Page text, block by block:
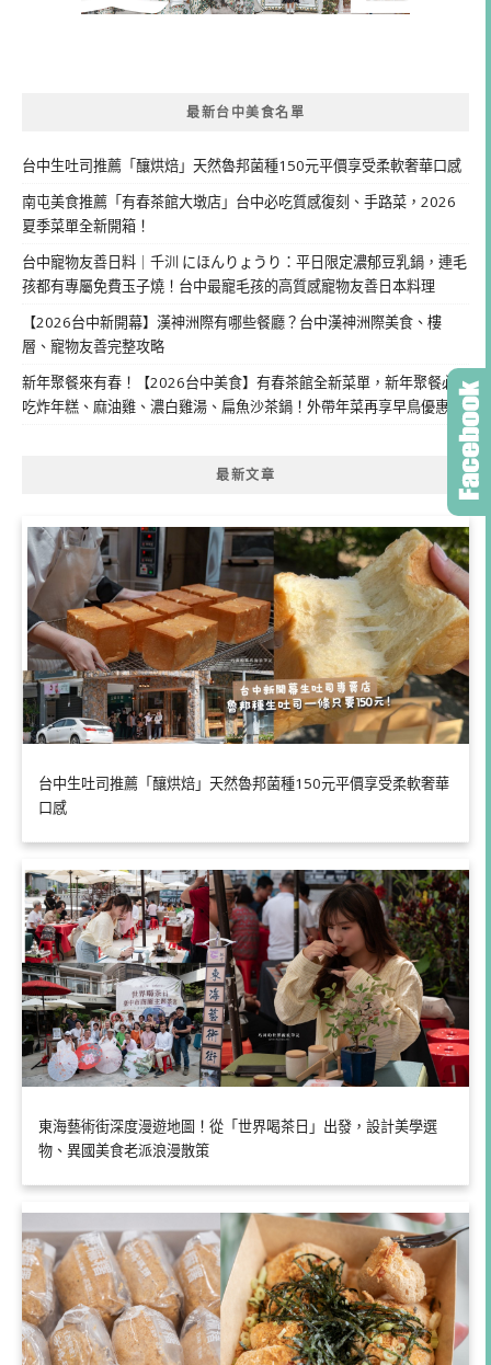
最新台中美食名單
台中生吐司推薦「釀烘焙」天然魯邦菌種150元平價享受柔軟奢華口感
南屯美食推薦「有春茶館大墩店」台中必吃質感復刻、手路菜，2026
夏季菜單全新開箱！
台中寵物友善日料｜千汌 にほんりょうり：平日限定濃郁豆乳鍋，連毛
孩都有專屬免費玉子燒！台中最寵毛孩的高質感寵物友善日本料理
【2026台中新開幕】漢神洲際有哪些餐廳？台中漢神洲際美食、樓
層、寵物友善完整攻略
新年聚餐來有春！【2026台中美食】有春茶館全新菜單，新年聚餐必
吃炸年糕、麻油雞、濃白雞湯、扁魚沙茶鍋！外帶年菜再享早鳥優惠
最新文章
台中生吐司推薦「釀烘焙」天然魯邦菌種150元平價享受柔軟奢華
口感
東海藝術街深度漫遊地圖！從「世界喝茶日」出發，設計美學選
物、異國美食老派浪漫散策